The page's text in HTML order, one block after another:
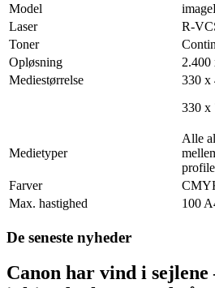
Model
Laser
R-
Toner
Opløsning
2.400
Mediestørrelse
330 x
330 x
Medietyper
Alle
Farver
Max. hastighed
100
De seneste nyheder
Canon har vind i sejlene